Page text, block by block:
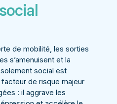
de mobilité, les sorties
s’amenuisent et la
social est
facteur de risque majeur
: il aggrave les